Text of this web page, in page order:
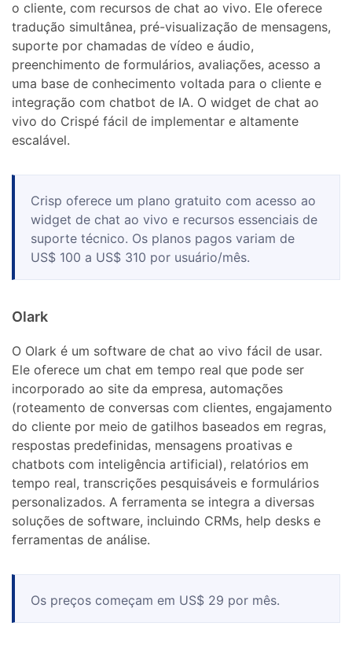
o cliente, com recursos de chat ao vivo. Ele oferece
tradução simultânea, pré-visualização de mensagens,
suporte por chamadas de vídeo e áudio,
preenchimento de formulários, avaliações, acesso a
uma base de conhecimento voltada para o cliente e
integração com chatbot de IA. O widget de chat ao
vivo do Crispé fácil de implementar e altamente
escalável.
Crisp oferece um plano gratuito com acesso ao
widget de chat ao vivo e recursos essenciais de
suporte técnico. Os planos pagos variam de
US$ 100 a US$ 310 por usuário/mês.
Olark
O Olark é um software de chat ao vivo fácil de usar.
Ele oferece um chat em tempo real que pode ser
incorporado ao site da empresa, automações
(roteamento de conversas com clientes, engajamento
do cliente por meio de gatilhos baseados em regras,
respostas predefinidas, mensagens proativas e
chatbots com inteligência artificial), relatórios em
tempo real, transcrições pesquisáveis ​​e formulários
personalizados. A ferramenta se integra a diversas
soluções de software, incluindo CRMs, help desks e
ferramentas de análise.
Os preços começam em US$ 29 por mês.